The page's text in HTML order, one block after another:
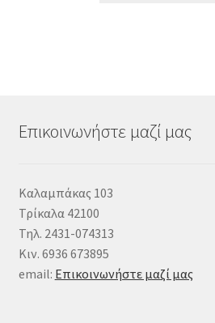
Επικοινωνήστε μαζί μας
Καλαμπάκας 103
Τρίκαλα 42100
Τηλ. 2431-074313
Κιν. 6936 673895
email: Επικοινωνήστε μαζί μας